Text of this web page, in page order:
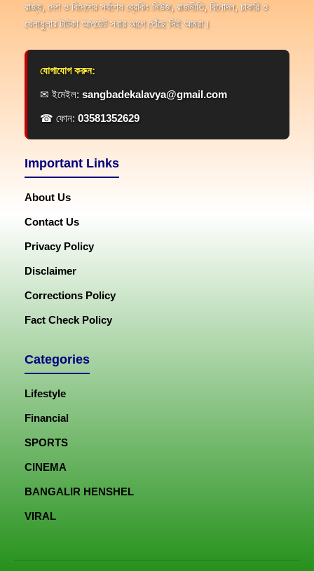
রাজ্য, দেশ ও বিদেশের সর্বশেষ ব্রেকিং নিউজ, রাজনীতি, বিনোদন, চাকরি ও
খেলাধুলার টাটকা আপডেট সবার আগে পৌঁছে দিই আমরা।
যোগাযোগ করুন:
✉ ইমেইল: sangbadekalavya@gmail.com
☎ ফোন: 03581352629
Important Links
About Us
Contact Us
Privacy Policy
Disclaimer
Corrections Policy
Fact Check Policy
Categories
Lifestyle
Financial
SPORTS
CINEMA
BANGALIR HENSHEL
VIRAL